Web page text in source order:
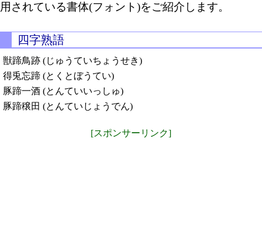
用されている書体(フォント)をご紹介します。
四字熟語
獣蹄鳥跡 (じゅうていちょうせき)
得兎忘蹄 (とくとぼうてい)
豚蹄一酒 (とんていいっしゅ)
豚蹄穣田 (とんていじょうでん)
[スポンサーリンク]